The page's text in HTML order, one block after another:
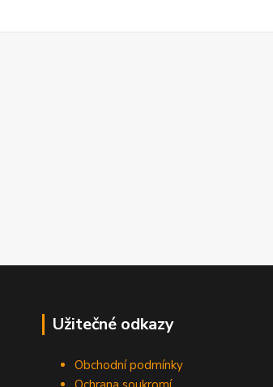
Užitečné odkazy
Obchodní podmínky